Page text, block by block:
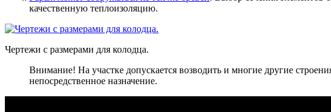
качественную теплоизоляцию.
Чертежи с размерами для колодца.
Внимание! На участке допускается возводить и многие другие
непосредственное назначение.